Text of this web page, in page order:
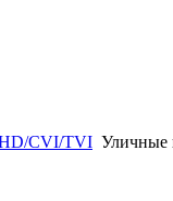
CVI/TVI Уличные